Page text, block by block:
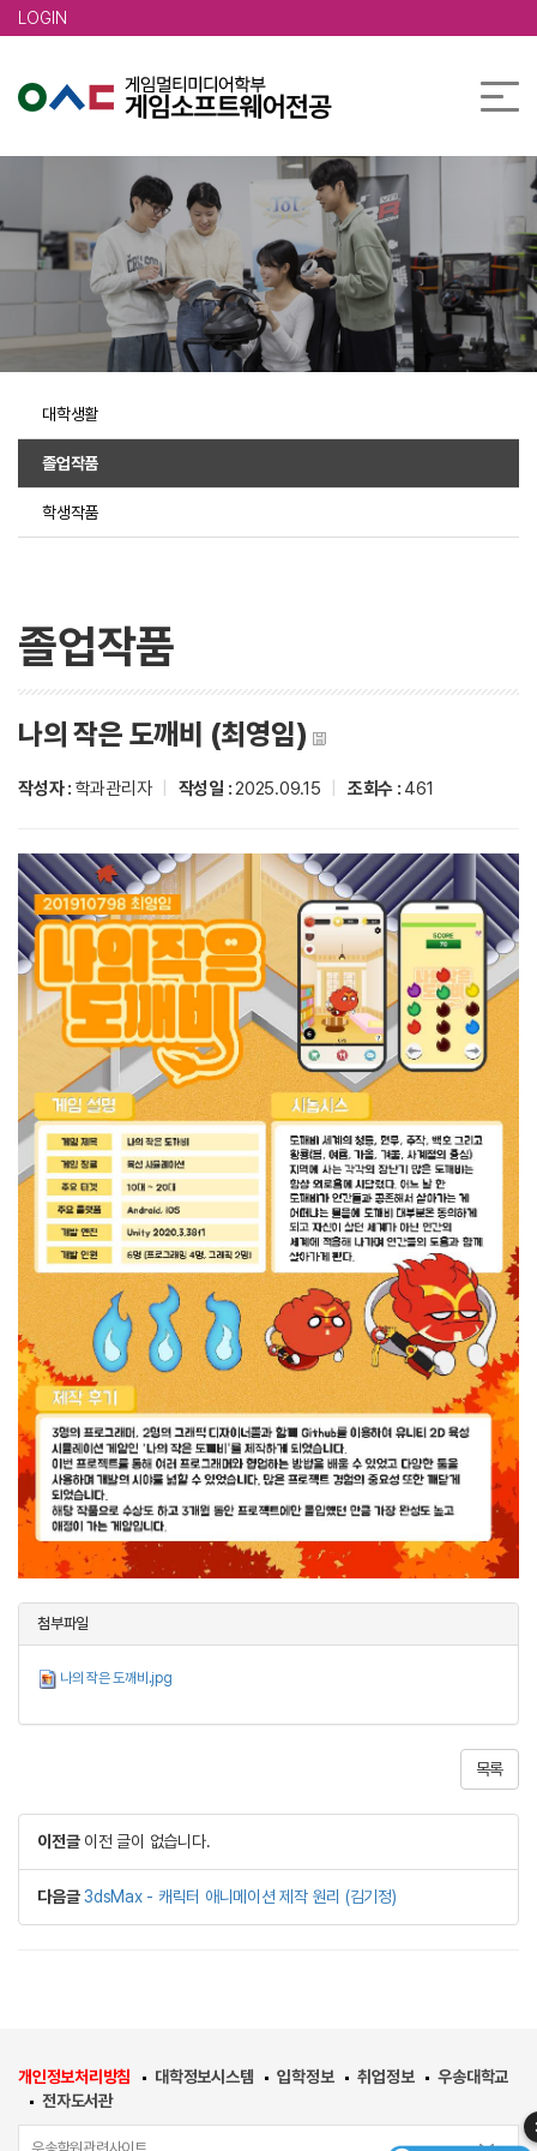
LOGIN
대학생활
졸업작품
학생작품
졸업작품
나의 작은 도깨비 (최영임)
작성자 : 학과관리자 작성일 :2025.09.15 조회수 : 461
첨부파일
나의 작은 도깨비.jpg
목록
이전글 이전 글이 없습니다.
다음글 3dsMax - 캐릭터 애니메이션 제작 원리 (김기정)
개인정보처리방침 대학정보시스템 입학정보 취업정보
우송대학교
전자도서관